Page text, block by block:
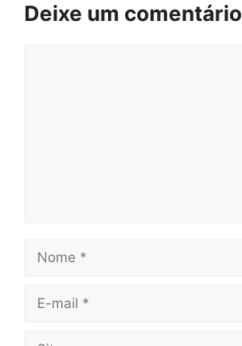
Deixe um comentário
Nome
E-